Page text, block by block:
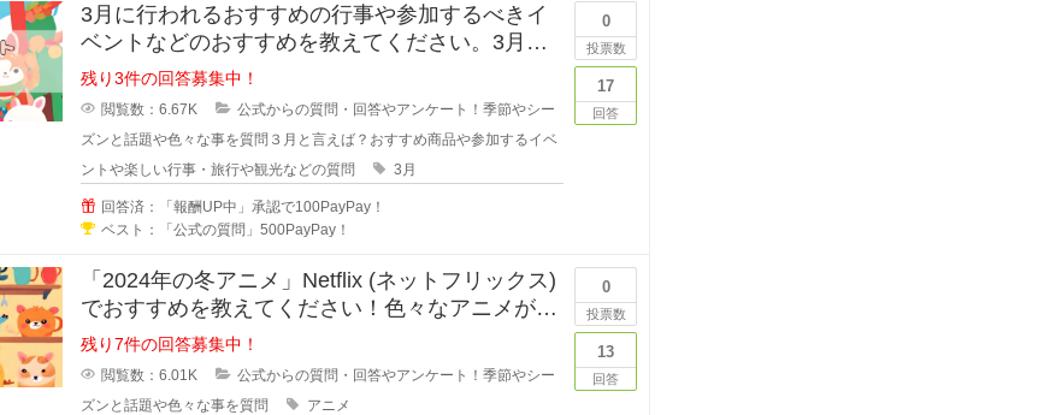
3月に行われるおすすめの行事や参加するべきイ
ベントなどのおすすめを教えてください。3月に
購入する商品や家族で3月に出かけ
残り3件の回答募集中！
閲覧数：6.67K
公式からの質問・回答やアンケート！季節やシー
ズンと話題や色々な事を質問 ３月と言えば？おすすめ商品や参加するイベ
ントや楽しい行事・旅行や観光などの質問
3月
回答済：「報酬UP中」承認で100PayPay！
ベスト：「公式の質問」500PayPay！
0
投票数
17
回答
「2024年の冬アニメ」Netflix (ネットフリックス)
でおすすめを教えてください！色々なアニメが始
まっていますが
残り7件の回答募集中！
閲覧数：6.01K
公式からの質問・回答やアンケート！季節やシー
ズンと話題や色々な事を質問
アニメ
0
投票数
13
回答